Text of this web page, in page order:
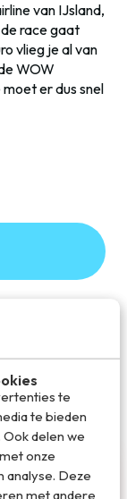
te
te bieden
delen we
onze
analyse. Deze
met andere
van IJsland,
race gaat
vlieg je al van
WOW
er dus snel